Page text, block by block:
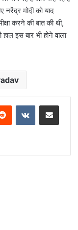
नरेंद्र मोदी को याद
करने की बात की थी,
इस बार भी होने वाला
Reddit VKontakteShare via Email